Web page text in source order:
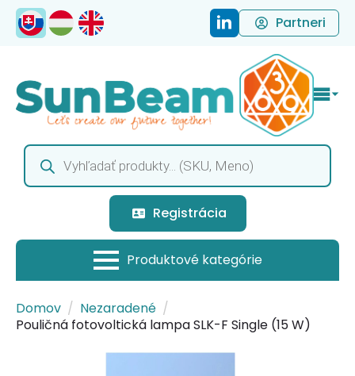
Partneri
Products
search
Registrácia
Domov
Nezaradené
Pouličná fotovoltická lampa SLK-F Single (15 W)